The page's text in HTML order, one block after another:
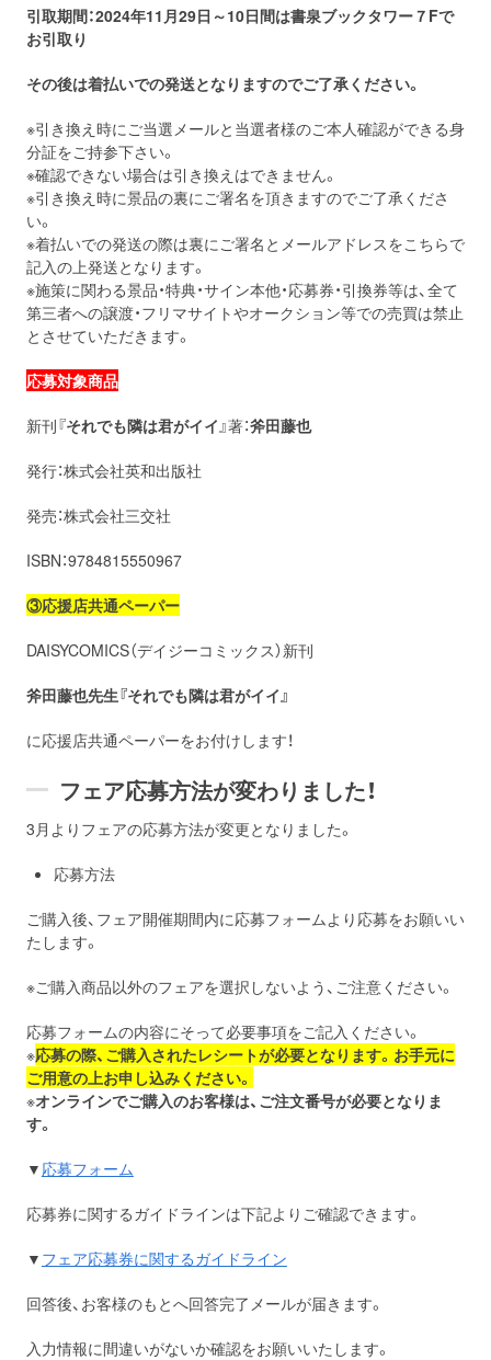
引取期間：2024年11月29日～10日間は書泉ブックタワー７Fで
お引取り
その後は着払いでの発送となりますのでご了承ください。
※引き換え時にご当選メールと当選者様のご本人確認ができる身
分証をご持参下さい。
※確認できない場合は引き換えはできません。
※引き換え時に景品の裏にご署名を頂きますのでご了承くださ
い。
※着払いでの発送の際は裏にご署名とメールアドレスをこちらで
記入の上発送となります。
※施策に関わる景品・特典・サイン本他・応募券・引換券等は、全て
第三者への譲渡・フリマサイトやオークション等での売買は禁止
とさせていただきます。
応募対象商品
新刊『それでも隣は君がイイ』著：斧田藤也
発行：株式会社英和出版社
発売：株式会社三交社
ISBN：9784815550967
③応援店共通ペーパー
DAISYCOMICS（デイジーコミックス）新刊
斧田藤也先生『それでも隣は君がイイ』
に応援店共通ペーパーをお付けします！
フェア応募方法が変わりました！
3月よりフェアの応募方法が変更となりました。
応募方法
ご購入後、フェア開催期間内に応募フォームより応募をお願いい
たします。
※ご購入商品以外のフェアを選択しないよう、ご注意ください。
応募フォームの内容にそって必要事項をご記入ください。
※応募の際、ご購入されたレシートが必要となります。お手元に
ご用意の上お申し込みください。
※オンラインでご購入のお客様は、ご注文番号が必要となりま
す。
▼ 応募フォーム
応募券に関するガイドラインは下記よりご確認できます。
▼ フェア応募券に関するガイドライン
回答後、お客様のもとへ回答完了メールが届きます。
入力情報に間違いがないか確認をお願いいたします。